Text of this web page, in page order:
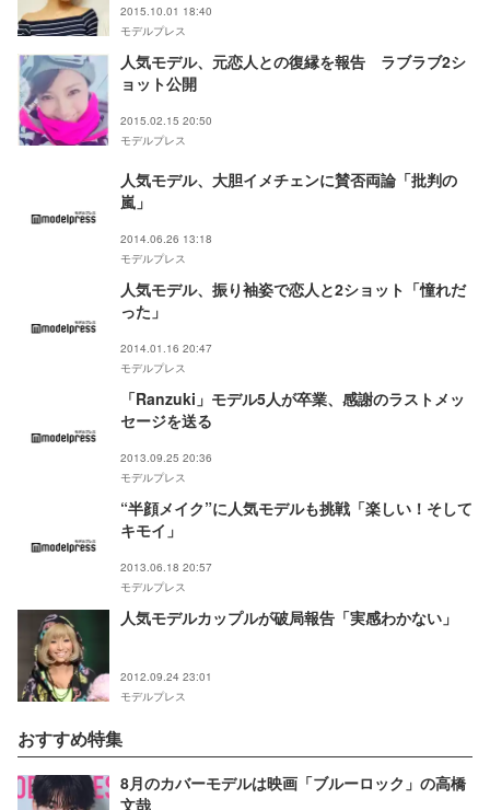
2015.10.01 18:40
モデルプレス
人気モデル、元恋人との復縁を報告 ラブラブ2シ
ョット公開
2015.02.15 20:50
モデルプレス
人気モデル、大胆イメチェンに賛否両論「批判の
嵐」
2014.06.26 13:18
モデルプレス
人気モデル、振り袖姿で恋人と2ショット「憧れだ
った」
2014.01.16 20:47
モデルプレス
「Ranzuki」モデル5人が卒業、感謝のラストメッ
セージを送る
2013.09.25 20:36
モデルプレス
“半顔メイク”に人気モデルも挑戦「楽しい！そして
キモイ」
2013.06.18 20:57
モデルプレス
人気モデルカップルが破局報告「実感わかない」
2012.09.24 23:01
モデルプレス
おすすめ特集
8月のカバーモデルは映画「ブルーロック」の高橋
文哉